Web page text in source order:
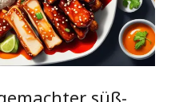
süß-